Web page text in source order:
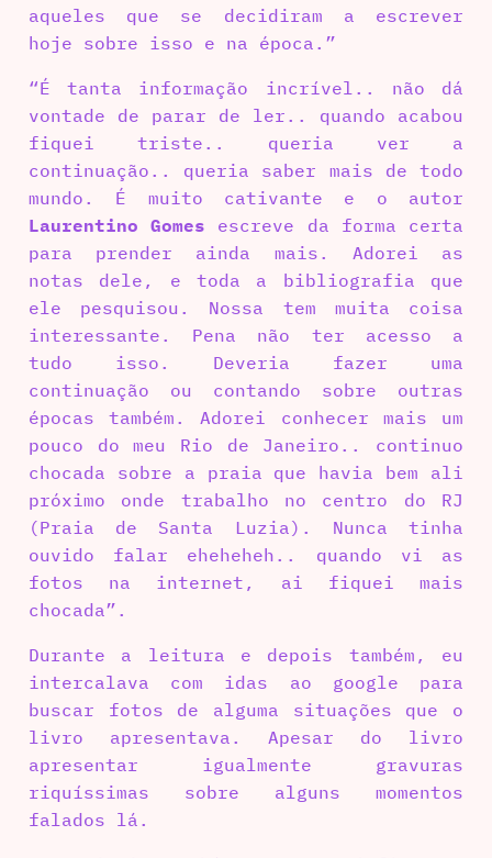
aqueles que se decidiram a escrever
hoje sobre isso e na época.”
“É tanta informação incrível.. não dá
vontade de parar de ler.. quando acabou
fiquei triste.. queria ver a
continuação.. queria saber mais de todo
mundo. É muito cativante e o autor
Laurentino Gomes escreve da forma certa
para prender ainda mais. Adorei as
notas dele, e toda a bibliografia que
ele pesquisou. Nossa tem muita coisa
interessante. Pena não ter acesso a
tudo isso. Deveria fazer uma
continuação ou contando sobre outras
épocas também. Adorei conhecer mais um
pouco do meu Rio de Janeiro.. continuo
chocada sobre a praia que havia bem ali
próximo onde trabalho no centro do RJ
(Praia de Santa Luzia). Nunca tinha
ouvido falar eheheheh.. quando vi as
fotos na internet, ai fiquei mais
chocada”.
Durante a leitura e depois também, eu
intercalava com idas ao google para
buscar fotos de alguma situações que o
livro apresentava. Apesar do livro
apresentar igualmente gravuras
riquíssimas sobre alguns momentos
falados lá.